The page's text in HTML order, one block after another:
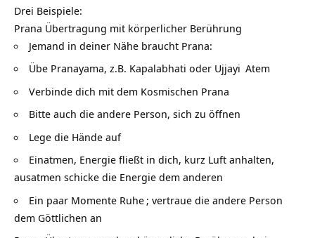
Drei Beispiele:
Prana Übertragung mit körperlicher Berührung
Jemand in deiner Nähe braucht Prana:
Übe Pranayama, z.B. Kapalabhati oder Ujjayi Atem
Verbinde dich mit dem Kosmischen Prana
Bitte auch die andere Person, sich zu öffnen
Lege die Hände auf
Einatmen, Energie fließt in dich, kurz Luft anhalten,
ausatmen schicke die Energie dem anderen
Ein paar Momente Ruhe ; vertraue die andere Person
dem Göttlichen an